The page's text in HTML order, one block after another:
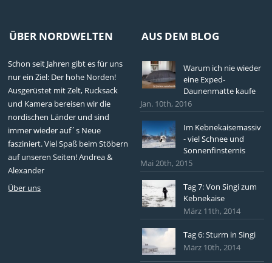
ÜBER NORDWELTEN
Schon seit Jahren gibt es für uns
nur ein Ziel: Der hohe Norden!
Ausgerüstet mit Zelt, Rucksack
und Kamera bereisen wir die
nordischen Länder und sind
immer wieder auf´s Neue
fasziniert. Viel Spaß beim Stöbern
auf unseren Seiten! Andrea &
Alexander
Über uns
AUS DEM BLOG
Warum ich nie wieder
eine Exped-
Daunenmatte kaufe
Jan. 10th, 2016
Im Kebnekaisemassiv
- viel Schnee und
Sonnenfinsternis
Mai 20th, 2015
Tag 7: Von Singi zum
Kebnekaise
März 11th, 2014
Tag 6: Sturm in Singi
März 10th, 2014